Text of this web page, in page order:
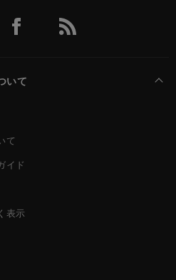
いて
て
イド
表示